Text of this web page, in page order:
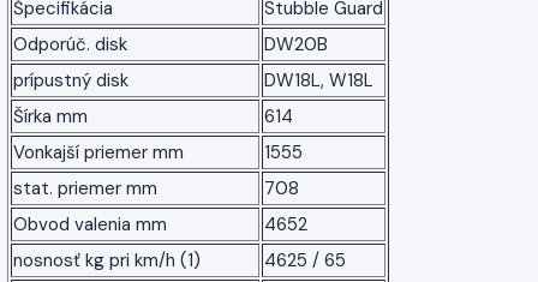
Špecifikácia
Stubble Guard
Odporúč. disk
DW20B
prípustný disk
DW18L, W18L
Šírka mm
614
Vonkajší priemer mm
1555
stat. priemer mm
708
Obvod valenia mm
4652
nosnosť kg pri km/h (1)
4625 / 65